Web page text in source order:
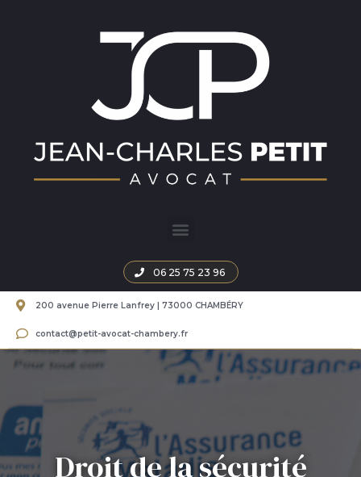
06 25 75 23 96
200 avenue Pierre Lanfrey | 73000 CHAMBÉRY
contact@petit-avocat-chambery.fr
Droit de la sécurité